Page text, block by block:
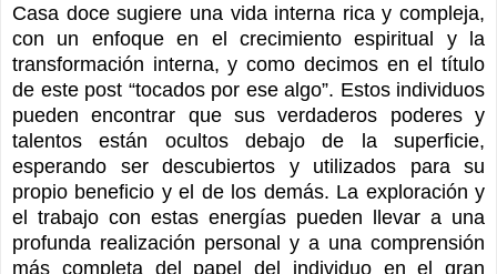
Casa doce sugiere una vida interna rica y compleja,
con un enfoque en el crecimiento espiritual y la
transformación interna, y como decimos en el título
de este post “tocados por ese algo”. Estos individuos
pueden encontrar que sus verdaderos poderes y
talentos están ocultos debajo de la superficie,
esperando ser descubiertos y utilizados para su
propio beneficio y el de los demás. La exploración y
el trabajo con estas energías pueden llevar a una
profunda realización personal y a una comprensión
más completa del papel del individuo en el gran